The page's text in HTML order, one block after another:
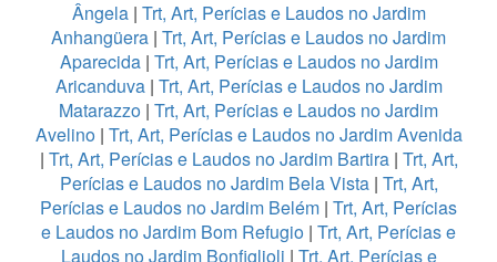
Ângela| Trt, Art, Perícias e Laudos no Jardim
Anhangüera | Trt, Art, Perícias e Laudos no Jardim
Aparecida| Trt, Art, Perícias e Laudos no Jardim
Aricanduva| Trt, Art, Perícias e Laudos no Jardim
Matarazzo | Trt, Art, Perícias e Laudos no Jardim
Avelino| Trt, Art, Perícias e Laudos no Jardim Avenida
| Trt, Art, Perícias e Laudos no Jardim Bartira| Trt, Art,
Perícias e Laudos no Jardim Bela Vista| Trt, Art,
Perícias e Laudos no Jardim Belém | Trt, Art, Perícias
e Laudos no Jardim Bom Refugio | Trt, Art, Perícias e
Laudos no Jardim Bonfiglioli | Trt, Art, Perícias e